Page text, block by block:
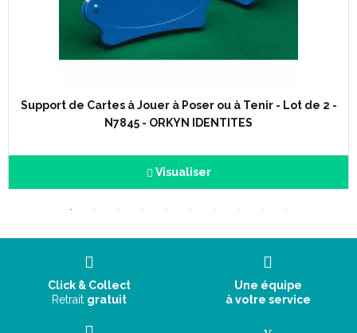
Caractéristiques :
Dispositifs médical de Classe 1.
Lavable à 65°C.
Enduction polyuréthane traitée silicone.
Support de Cartes à Jouer à Poser ou à Tenir - Lot de 2 -
N7845 - ORKYN IDENTITES
Visualiser
Click & Collect
Retrait gratuit
Une équipe
à votre service